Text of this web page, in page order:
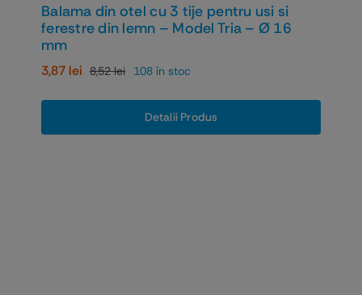
Balama din otel cu 3 tije pentru usi si
ferestre din lemn – Model Tria – Ø 16
mm
8,52leiPrețul
inițial
fost:
3,87 lei
Prețul
curent
este:
3,87 lei.
108 în stoc
Detalii Produs